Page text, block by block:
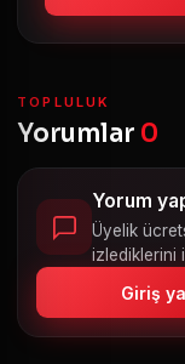
TOPLULUK
Yorumlar 0
Yorum
Üyelik
izlediklerini
Giriş